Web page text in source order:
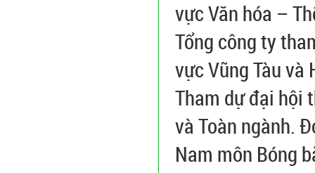
vực Văn hóa –
Tổng công ty
vực Vũng Tàu
Tham dự đại hội
và Toàn ngành.
Nam môn Bóng